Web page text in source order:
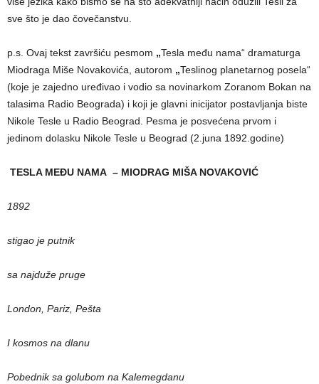
sve što je dao čovečanstvu.
p.s. Ovaj tekst završiću pesmom „Tesla među nama“ dramaturga
Miodraga Miše Novakovića, autorom „Teslinog planetarnog posela“
(koje je zajedno uređivao i vodio sa novinarkom Zoranom Bokan na
talasima Radio Beograda) i koji je glavni inicijator postavljanja biste
Nikole Tesle u Radio Beograd. Pesma je posvećena prvom i
jedinom dolasku Nikole Tesle u Beograd (2.juna 1892.godine)
TESLA MEĐU NAMA – MIODRAG MIŠA NOVAKOVIĆ
1892
stigao je putnik
sa najduže pruge
London, Pariz, Pešta
I kosmos na dlanu
Pobednik sa golubom na Kalemegdanu